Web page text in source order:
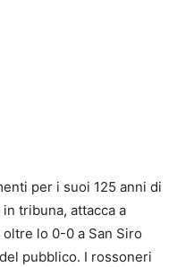
per i suoi 125 anni di
tribuna, attacca a
lo 0-0 a San Siro
pubblico. I rossoneri